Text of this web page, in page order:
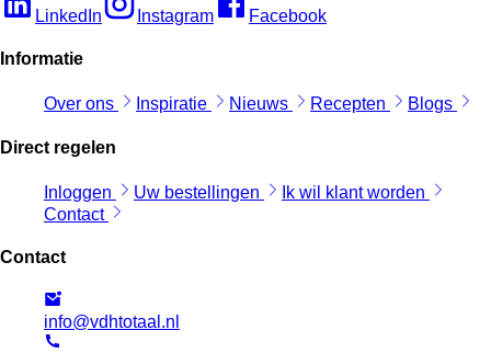
LinkedIn Instagram Facebook
Informatie
Over ons Inspiratie Nieuws Recepten Blogs
Direct regelen
Inloggen Uw bestellingen
Ik wil klant worden
Contact
Contact
info@vdhtotaal.nl